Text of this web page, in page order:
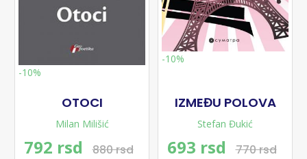
-10%
OTOCI
Milan Milišić
792 rsd 880 rsd
-10%
IZMEĐU POLOVA
Stefan Đukić
693 rsd 770 rsd